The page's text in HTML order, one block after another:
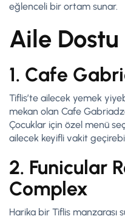
eğlenceli bir ortam sunar.
Aile
1. Cafe
Tiflis’te ailecek yemek
mekan olan Cafe
Çocuklar için özel menü
ailecek keyifli vakit
2. Funicular
Complex
Harika bir Tiflis manzarası